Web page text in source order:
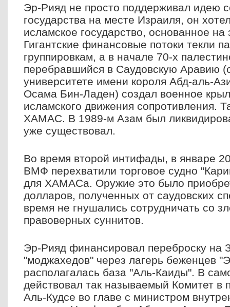
Эр-Рияд не просто поддерживал идею
государства на месте Израиля, он
исламское государство, основанное
Гигантские финансовые потоки текли
группировкам, а в начале 70-х
перебравшийся в Саудовскую Аравию
университете имени короля Абд-аль-
Осама Бин-Ладен) создал военное
исламского движения сопротивления.
ХАМАС. В 1989-м Азам был
уже существовал.
Во время второй интифады, в январе
ВМФ перехватили торговое судно
для ХАМАСа. Оружие это было
долларов, полученных от саудовских
время не гнушались сотрудничать со
правоверных суннитов.
Эр-Рияд финансировал переброску на
"моджахедов" через лагерь беженцев
располагалась база "Аль-Каиды". В
действовал так называемый Комитет в
Аль-Кудсе во главе с министром